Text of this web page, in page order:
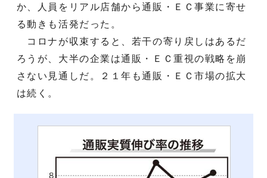
か、人員をリアル店舗から通販・ＥＣ事業に寄せ
る動きも活発だった。
コロナが収束すると、若干の寄り戻しはあるだ
ろうが、大半の企業は通販・ＥＣ重視の戦略を崩
さない見通しだ。２１年も通販・ＥＣ市場の拡大
は続く。